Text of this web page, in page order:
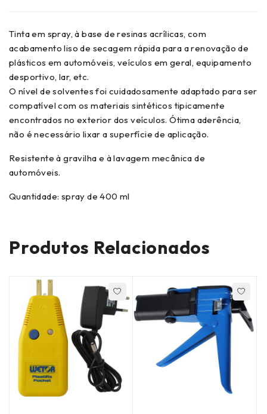
Tinta em spray, à base de resinas acrílicas, com
acabamento liso de secagem rápida para a renovação de
plásticos em automóveis, veículos em geral, equipamento
desportivo, lar, etc.
O nível de solventes foi cuidadosamente adaptado para ser
compatível com os materiais sintéticos tipicamente
encontrados no exterior dos veículos. Ótima aderência,
não é necessário lixar a superfície de aplicação.
Resistente à gravilha e à lavagem mecânica de
automóveis.
Quantidade: spray de 400 ml
Produtos Relacionados